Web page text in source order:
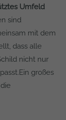
Umfeld
sind
mit dem
dass alle
nicht nur
großes